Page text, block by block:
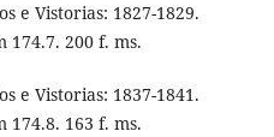
e Vistorias: 1827-1829.
174.7. 200 f. ms.
e Vistorias: 1837-1841.
174.8. 163 f. ms.